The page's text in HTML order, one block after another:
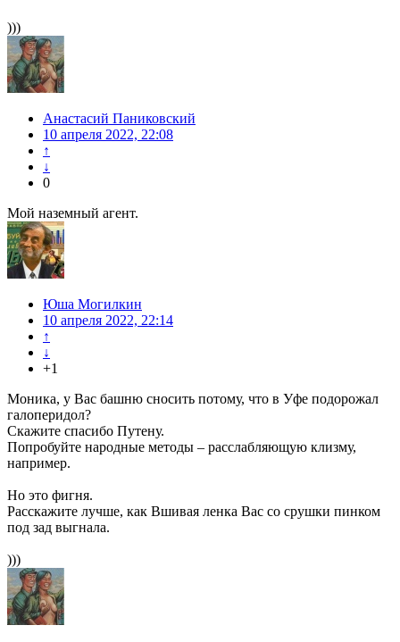
)))
Анастасий Паниковский
10 апреля 2022, 22:08
↑
↓
0
Мой наземный агент.
Юша Могилкин
10 апреля 2022, 22:14
↑
↓
+1
Моника, у Вас башню сносить потому, что в Уфе подорожал
галоперидол?
Скажите спасибо Путену.
Попробуйте народные методы – расслабляющую клизму,
например.
Но это фигня.
Расскажите лучше, как Вшивая ленка Вас со срушки пинком
под зад выгнала.
)))